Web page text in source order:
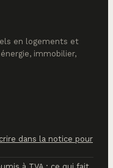
en logements et
immobilier,
dans la notice pour